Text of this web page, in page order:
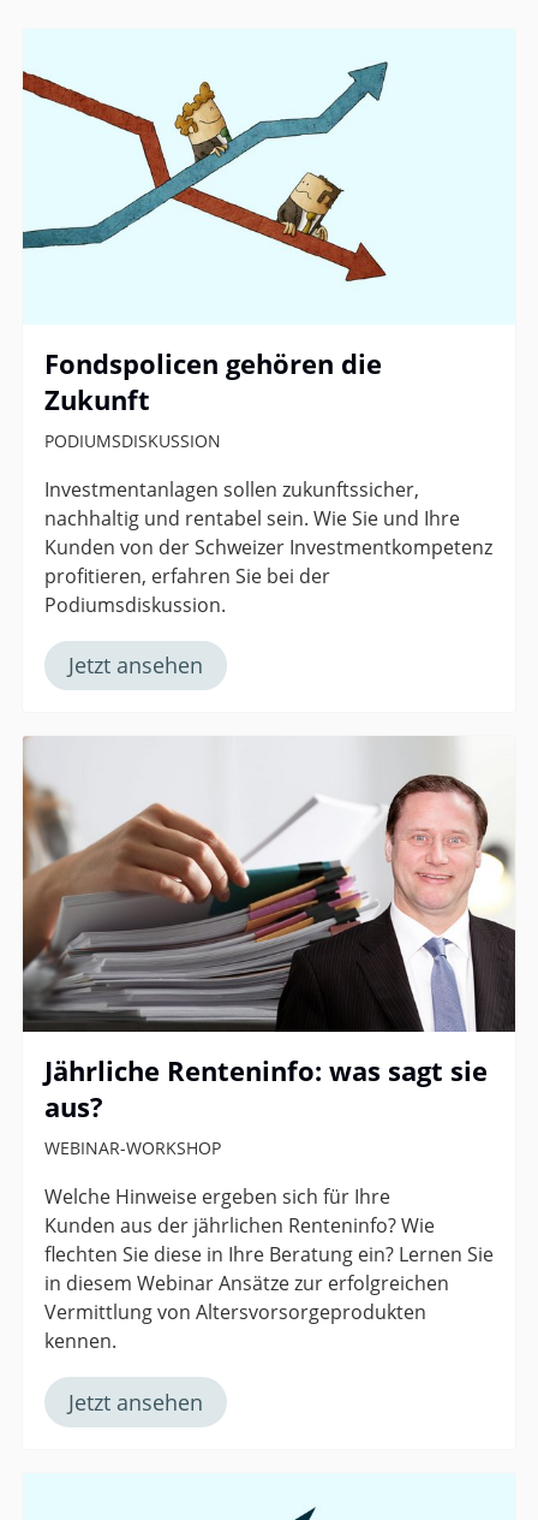
Fondspolicen gehören die
Zukunft
PODIUMSDISKUSSION
Investmentanlagen sollen zukunftssicher,
nachhaltig und rentabel sein. Wie Sie und Ihre
Kunden von der Schweizer Investmentkompetenz
profitieren, erfahren Sie bei der
Podiumsdiskussion.
Jetzt ansehen
Jährliche Renteninfo: was sagt sie
aus?
WEBINAR-WORKSHOP
Welche Hinweise ergeben sich für Ihre
Kunden aus der jährlichen Renteninfo? Wie
flechten Sie diese in Ihre Beratung ein? Lernen Sie
in diesem Webinar Ansätze zur erfolgreichen
Vermittlung von Altersvorsorgeprodukten
kennen.
Jetzt ansehen